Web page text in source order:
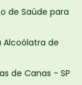
de Saúde para
de
de Canas - SP